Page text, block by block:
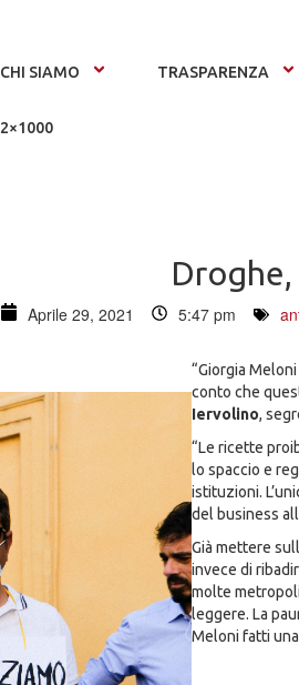
CHI SIAMO TRASPARENZA
2×1000
Aprile 29, 2021 5:47 pm
“Giorgia
conto che
Iervolino,
“Le ricette
lo spaccio e
istituzioni.
del business
Già mettere
invece di
molte
leggere. La
Meloni fatti